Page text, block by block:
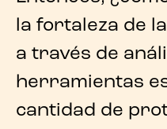
la fortaleza de
a través de
herramientas
cantidad de